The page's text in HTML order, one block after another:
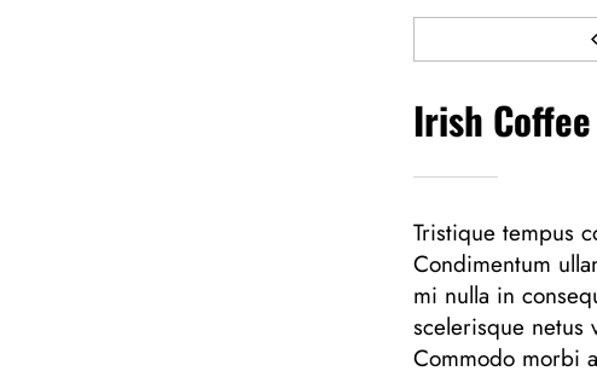
Irish Coffee
Tristique tempus
Condimentum
mi nulla in
scelerisque netus
Commodo morbi